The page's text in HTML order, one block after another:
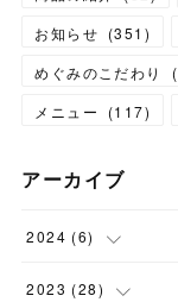
お知らせ (351 )
めぐみのこだわり
(
メニュー
(117)
アーカイブ
2024 (6)
(1)
2023 (28)